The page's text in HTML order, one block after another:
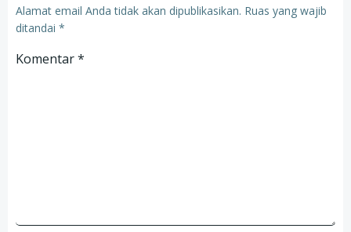
Alamat email Anda tidak akan dipublikasikan. Ruas yang wajib
ditandai *
Komentar*